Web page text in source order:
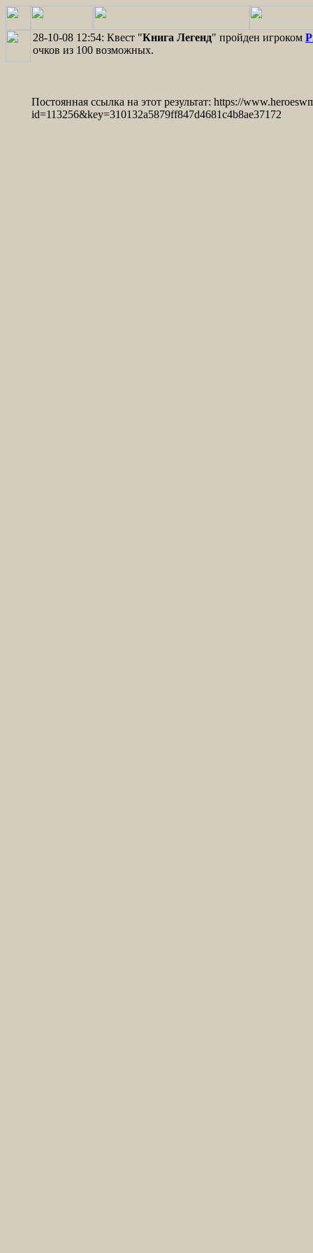
28-10-08 12:54: Квест "Книга Легенд" пройден игроком
очков из 100 возможных.
Постоянная ссылка на этот результат: https://
id=113256&key=310132a5879ff847d4681c4b8ae37172